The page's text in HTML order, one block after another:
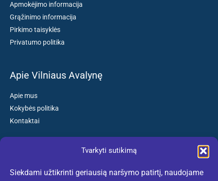
Tvarkyti sutikimą
Siekdami užtikrinti geriausią naršymo patirtį, naudojame
Apmokėjimo informacija
Grąžinimo informacija
Pirkimo taisyklės
Privatumo politika
Apie Vilniaus Avalynę
Apie mus
Kokybės politika
Kontaktai
El. paštas: kokybiskibatai@gmail.com